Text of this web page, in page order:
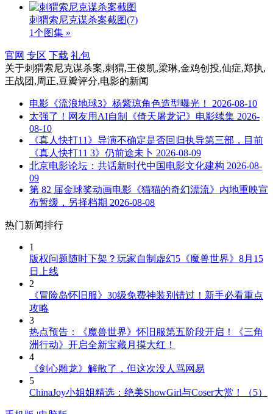
刺猬索尼克谋杀案截图(7)
1个图集 »
官网 专区 下载 礼包
关于刺猬索尼克谋杀案,刺猬,王俊凯,梁琳,金鸡创投,仙症,郑执,
王战团,周正,豆瓣评分,电影的新闻
电影《流浪地球3》杨紫琼角色造型曝光！
2026-08-10
太强了！网友用AI自制《倚天屠龙记》电影续集 2026-
08-10
《真人快打11》导演不确定是否回归执导第三部，目前
《真人快打11 3》仍前途未卜 2026-08-09
北京电影论坛：共话新时代中国电影文化建构 2026-08-
09
第 82 届金球奖动画电影《猫猫的奇幻漂流》内地重映宣
布暂缓，另择档期 2026-08-08
热门新闻排行
1
版权问题随时下架？玩家自制虚幻5《魔兽世界》8月15
日上线
2
《冒险岛怀旧服》30级免费神装别错过！新手必看重点
攻略
3
热点预告：《魔兽世界》怀旧服第五阶段开启！《三角
洲行动》开启全新宝藏月摸大红！
4
《剑心雕龙》解散了，但这次没人骂网易
5
ChinaJoy小姐姐精选：绝美ShowGirl与Coser大赏！（5）